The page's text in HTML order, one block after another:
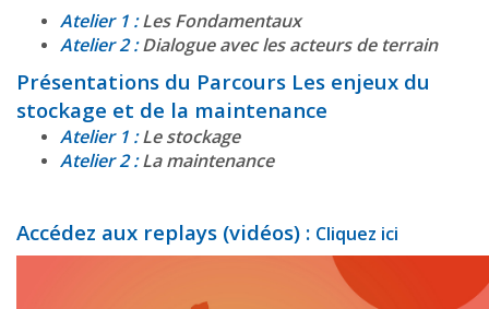
Atelier 1 :Les Fondamentaux
Atelier 2 :Dialogue avec les acteurs de terrain
Présentations du Parcours Les enjeux du
stockage et de la maintenance
Atelier 1 :Le stockage
Atelier 2 :La maintenance
Accédez aux replays (vidéos) : Cliquez ici